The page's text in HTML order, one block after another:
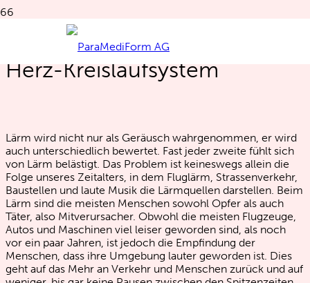
Lärm ist schlecht für unser
Herz-Kreislaufsystem
Lärm wird nicht nur als Geräusch wahrgenommen, er wird
auch unterschiedlich bewertet. Fast jeder zweite fühlt sich
von Lärm belästigt. Das Problem ist keineswegs allein die
Folge unseres Zeitalters, in dem Fluglärm, Strassenverkehr,
Baustellen und laute Musik die Lärmquellen darstellen. Beim
Lärm sind die meisten Menschen sowohl Opfer als auch
Täter, also Mitverursacher. Obwohl die meisten Flugzeuge,
Autos und Maschinen viel leiser geworden sind, als noch
vor ein paar Jahren, ist jedoch die Empfindung der
Menschen, dass ihre Umgebung lauter geworden ist. Dies
geht auf das Mehr an Verkehr und Menschen zurück und auf